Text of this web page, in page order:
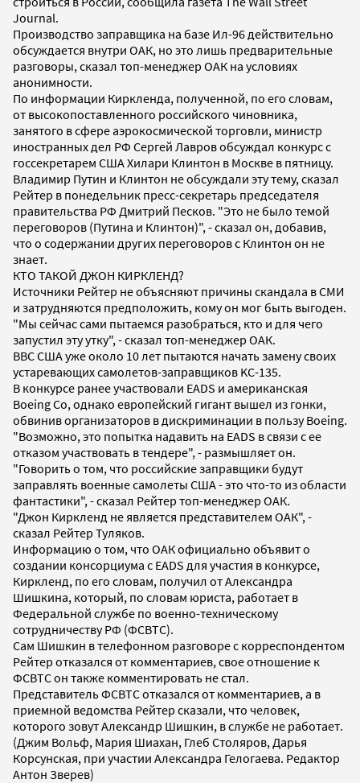
Journal.
Производство заправщика на базе Ил-96 действительно
обсуждается внутри ОАК, но это лишь предварительные
разговоры, сказал топ-менеджер ОАК на условиях
анонимности.
По информации Киркленда, полученной, по его словам,
от высокопоставленного российского чиновника,
занятого в сфере аэрокосмической торговли, министр
иностранных дел РФ Сергей Лавров обсуждал конкурс с
госсекретарем США Хилари Клинтон в Москве в пятницу.
Владимир Путин и Клинтон не обсуждали эту тему, сказал
Рейтер в понедельник пресс-секретарь председателя
правительства РФ Дмитрий Песков. "Это не было темой
переговоров (Путина и Клинтон)", - сказал он, добавив,
что о содержании других переговоров с Клинтон он не
знает.
КТО ТАКОЙ ДЖОН КИРКЛЕНД?
Источники Рейтер не объясняют причины скандала в СМИ
и затрудняются предположить, кому он мог быть выгоден.
"Мы сейчас сами пытаемся разобраться, кто и для чего
запустил эту утку", - сказал топ-менеджер ОАК.
ВВС США уже около 10 лет пытаются начать замену своих
устаревающих самолетов-заправщиков KC-135.
В конкурсе ранее участвовали EADS и американская
Boeing Co, однако европейский гигант вышел из гонки,
обвинив организаторов в дискриминации в пользу Boeing.
"Возможно, это попытка надавить на EADS в связи с ее
отказом участвовать в тендере", - размышляет он.
"Говорить о том, что российские заправщики будут
заправлять военные самолеты США - это что-то из области
фантастики", - сказал Рейтер топ-менеджер ОАК.
"Джон Киркленд не является представителем ОАК", -
сказал Рейтер Туляков.
Информацию о том, что ОАК официально объявит о
создании консорциума с EADS для участия в конкурсе,
Киркленд, по его словам, получил от Александра
Шишкина, который, по словам юриста, работает в
Федеральной службе по военно-техническому
сотрудничеству РФ (ФСВТС).
Сам Шишкин в телефонном разговоре с корреспондентом
Рейтер отказался от комментариев, свое отношение к
ФСВТС он также комментировать не стал.
Представитель ФСВТС отказался от комментариев, а в
приемной ведомства Рейтер сказали, что человек,
которого зовут Александр Шишкин, в службе не работает.
(Джим Вольф, Мария Шиахан, Глеб Столяров, Дарья
Корсунская, при участии Александра Гелогаева. Редактор
Антон Зверев)